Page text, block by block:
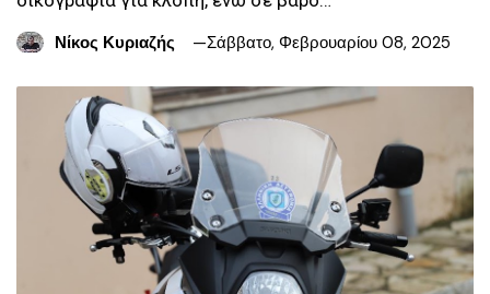
Νίκος Κυριαζής
Σάββατο, Φεβρουαρίου 08, 2025